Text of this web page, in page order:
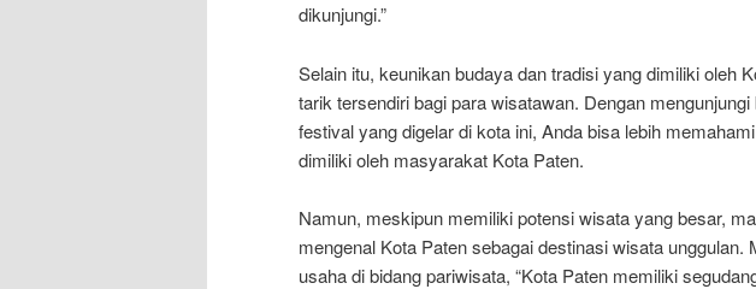
dikunjungi.”
Selain itu, keunikan budaya dan tradisi yang dimiliki oleh
tarik tersendiri bagi para wisatawan. Dengan
festival yang digelar di kota ini, Anda bisa lebih
dimiliki oleh masyarakat Kota Paten.
Namun, meskipun memiliki potensi wisata yang besar,
mengenal Kota Paten sebagai destinasi wisata unggulan.
usaha di bidang pariwisata, “Kota Paten memiliki